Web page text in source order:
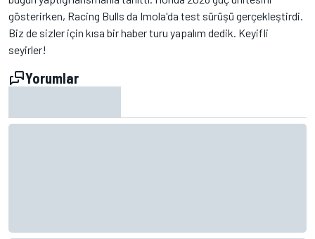
gösterirken, Racing Bulls da Imola'da test sürüşü gerçekleştirdi.
Biz de sizler için kısa bir haber turu yapalım dedik. Keyifli
seyirler!
Yorumlar